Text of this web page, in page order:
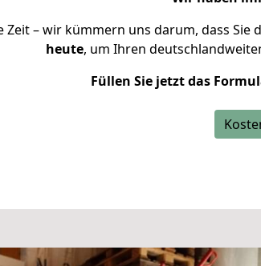
Zeit – wir kümmern uns darum, dass Sie
heute, um Ihren
Füllen Sie jetzt das